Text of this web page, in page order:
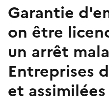
Garantie
on être
un arrêt
Entreprises
et assimilées